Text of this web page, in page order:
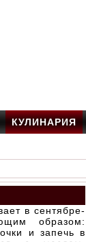
КУЛИНАРИЯ
в сентябре-
образом:
и запечь в